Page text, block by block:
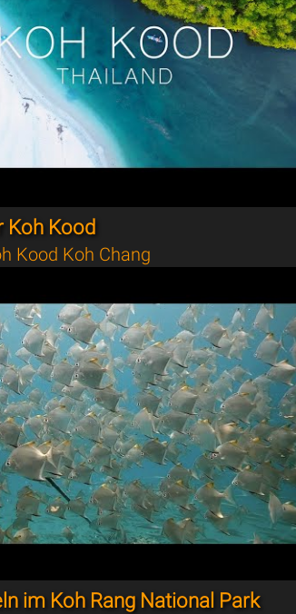
Koh Kood
Kood Koh Chang
im Koh Rang National Park